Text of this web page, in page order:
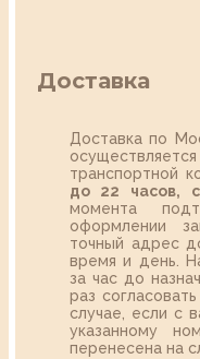
Доставка
Доставка по
транспортной
до 22 часов,
момента
оформлении
точный адрес
время и день.
за час до
раз
случае, если с
указанному
перенесена на